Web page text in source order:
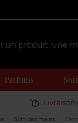
Parfums
Soin des mains